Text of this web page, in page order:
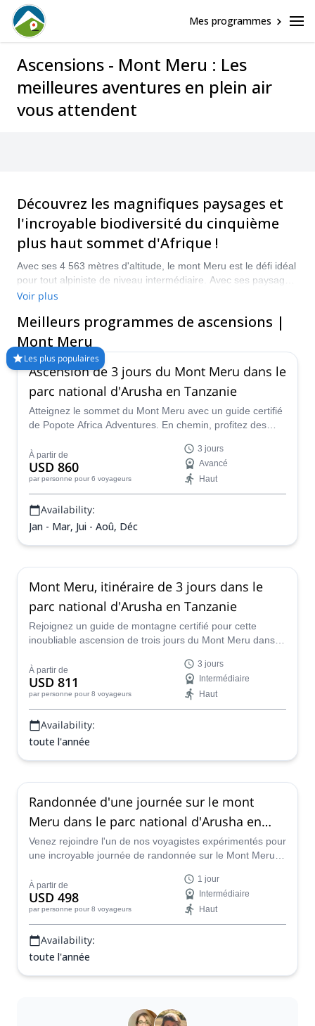
Mes programmes
Ascensions - Mont Meru : Les
meilleures aventures en plein air
vous attendent
Découvrez les magnifiques paysages et
l'incroyable biodiversité du cinquième
plus haut sommet d'Afrique !
Avec ses 4 563 mètres d'altitude, le mont Meru est le défi idéal
pour tout alpiniste de niveau intermédiaire. Avec ses paysages
incroyables et la possibilité d'observer certains animaux
ne pas escalader le sommet volcanique ! Comparez et
réservez un guide certifié pour votre programme sur Explore-
Share.com : Plus de 1500 guides, plus de 70 pays et plus de
8000 programmes différents à choisir. Faites votre choix parmi
notre sélection de programmes d'escalade au Mont Meru. Les
montagnes vous appellent !
Voir plus
Meilleurs programmes de ascensions |
Mont Meru
Les plus populaires
Ascension de 3 jours du Mont Meru dans le
parc national d'Arusha en Tanzanie
Atteignez le sommet du Mont Meru avec un guide certifié
de Popote Africa Adventures. En chemin, profitez des
du parc national d'Arusha.
À partir de
USD 860
par personne pour 6 voyageurs
3 jours
Avancé
Haut
Availability:
Jan - Mar, Jui - Aoû, Déc
Mont Meru, itinéraire de 3 jours dans le
parc national d'Arusha en Tanzanie
Rejoignez un guide de montagne certifié pour cette
inoubliable ascension de trois jours du Mont Meru dans le
à temps pour le lever du soleil le troisième jour et profitez
des paysages spectaculaires et de la faune abondante
sur le chemin.
À partir de
USD 811
par personne pour 8 voyageurs
3 jours
Intermédiaire
Haut
Availability:
toute l'année
Randonnée d'une journée sur le mont
Meru dans le parc national d'Arusha en
Tanzanie
Venez rejoindre l'un de nos voyagistes expérimentés pour
une incroyable journée de randonnée sur le Mont Meru
À partir de
USD 498
par personne pour 8 voyageurs
1 jour
Intermédiaire
Haut
Availability:
toute l'année